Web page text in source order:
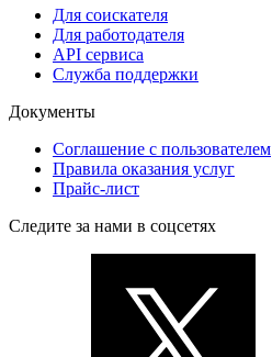
Для соискателя
Для работодателя
API сервиса
Служба поддержки
Документы
Соглашение с пользователем
Правила оказания услуг
Прайс-лист
Следите за нами в соцсетях